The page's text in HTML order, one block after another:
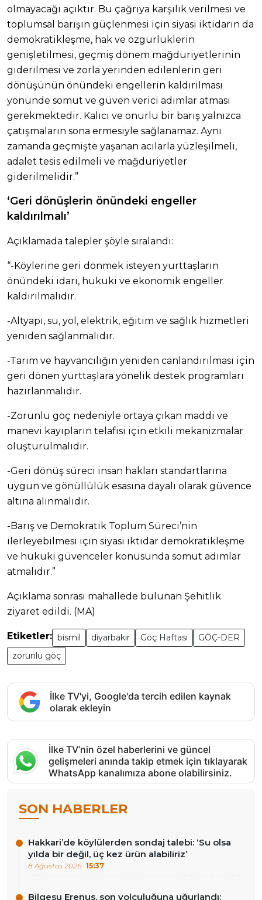
olmayacağı açıktır. Bu çağrıya karşılık verilmesi ve
toplumsal barışın güçlenmesi için siyasi iktidarın da
demokratikleşme, hak ve özgürlüklerin
genişletilmesi, geçmiş dönem mağduriyetlerinin
giderilmesi ve zorla yerinden edilenlerin geri
dönüşünün önündeki engellerin kaldırılması
yönünde somut ve güven verici adımlar atması
gerekmektedir. Kalıcı ve onurlu bir barış yalnızca
çatışmaların sona ermesiyle sağlanamaz. Aynı
zamanda geçmişte yaşanan acılarla yüzleşilmeli,
adalet tesis edilmeli ve mağduriyetler
giderilmelidir.”
‘Geri dönüşlerin önündeki engeller
kaldırılmalı’
Açıklamada talepler şöyle sıralandı:
“-Köylerine geri dönmek isteyen yurttaşların
önündeki idari, hukuki ve ekonomik engeller
kaldırılmalıdır.
-Altyapı, su, yol, elektrik, eğitim ve sağlık hizmetleri
yeniden sağlanmalıdır.
-Tarım ve hayvancılığın yeniden canlandırılması için
geri dönen yurttaşlara yönelik destek programları
hazırlanmalıdır.
-Zorunlu göç nedeniyle ortaya çıkan maddi ve
manevi kayıpların telafisi için etkili mekanizmalar
oluşturulmalıdır.
-Geri dönüş süreci insan hakları standartlarına
uygun ve gönüllülük esasına dayalı olarak güvence
altına alınmalıdır.
-Barış ve Demokratik Toplum Süreci’nin
ilerleyebilmesi için siyasi iktidar demokratikleşme
ve hukuki güvenceler konusunda somut adımlar
atmalıdır.”
Açıklama sonrası mahallede bulunan Şehitlik
ziyaret edildi. (MA)
Etiketler: bismil diyarbakır Göç Haftası
GÖÇ-DER
zorunlu göç
İlke TV'yi, Google'da tercih edilen kaynak
olarak ekleyin
İlke TV’nin özel haberlerini ve güncel
gelişmeleri anında takip etmek için tıklayarak
WhatsApp kanalımıza abone olabilirsiniz.
SON HABERLER
Hakkari’de köylülerden sondaj talebi: ‘Su olsa
yılda bir değil, üç kez ürün alabiliriz’
8 Ağustos 2026 15:37
Bilgesu Erenus, son yolculuğuna uğurlandı: